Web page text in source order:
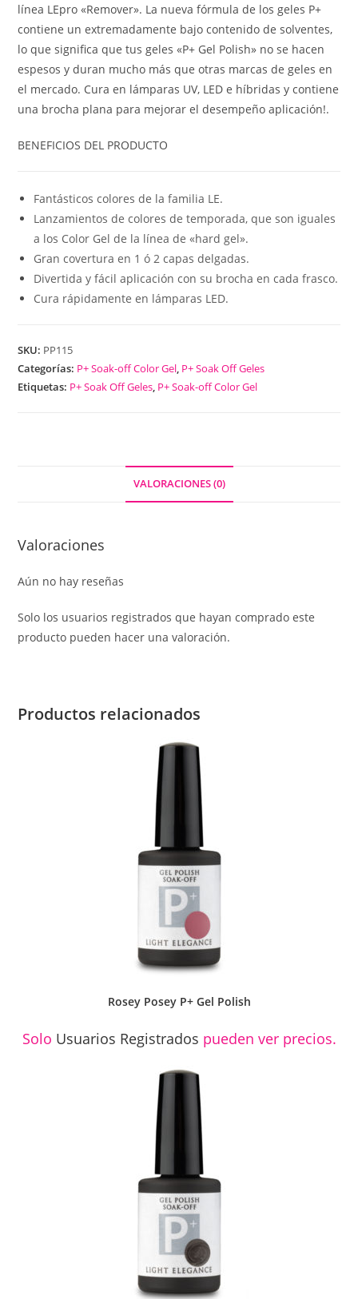
línea LEpro «Remover». La nueva fórmula de los geles P+
contiene un extremadamente bajo contenido de solventes,
lo que significa que tus geles «P+ Gel Polish» no se hacen
espesos y duran mucho más que otras marcas de geles en
el mercado. Cura en lámparas UV, LED e híbridas y contiene
una brocha plana para mejorar el desempeño aplicación!.
BENEFICIOS DEL PRODUCTO
Fantásticos colores de la familia LE.
Lanzamientos de colores de temporada, que son iguales
a los Color Gel de la línea de «hard gel».
Gran covertura en 1 ó 2 capas delgadas.
Divertida y fácil aplicación con su brocha en cada frasco.
Cura rápidamente en lámparas LED.
SKU: PP115
Categorías: P+ Soak-off Color Gel P+ Soak Off Geles
Etiquetas: P+ Soak Off Geles P+ Soak-off Color Gel
VALORACIONES (0)
Valoraciones
Aún no hay reseñas
Solo los usuarios registrados que hayan comprado este
producto pueden hacer una valoración.
Productos relacionados
Rosey Posey P+ Gel Polish
Solo Usuarios Registrados pueden ver precios.